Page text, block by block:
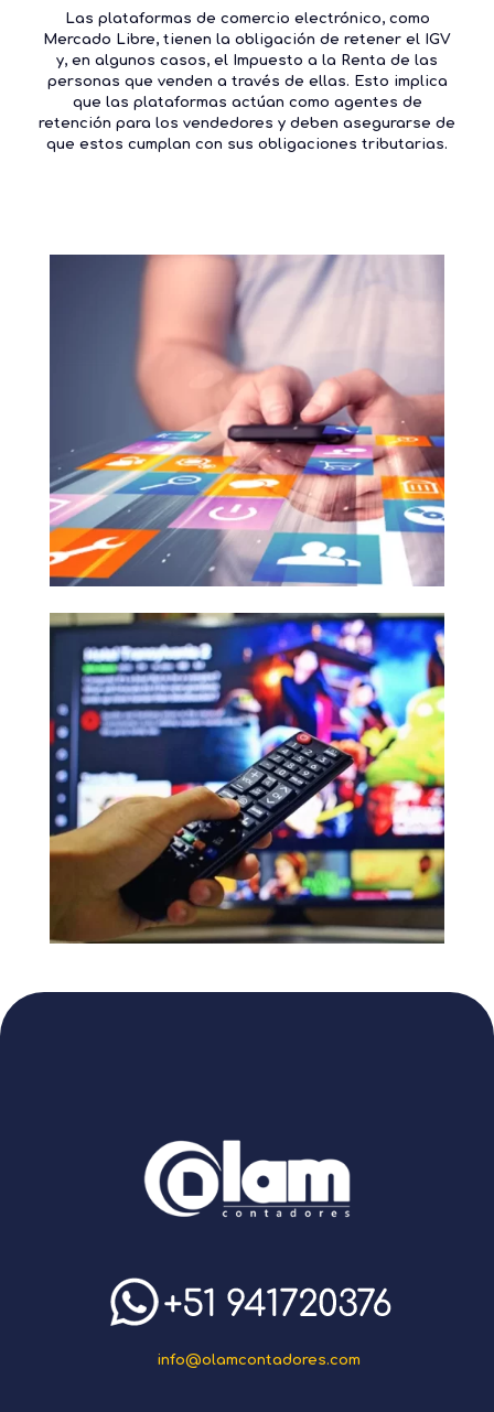
Las plataformas de comercio electrónico, como
Mercado Libre, tienen la obligación de retener el IGV
y, en algunos casos, el Impuesto a la Renta de las
personas que venden a través de ellas. Esto implica
que las plataformas actúan como agentes de
retención para los vendedores y deben asegurarse de
que estos cumplan con sus obligaciones tributarias.
info@olamcontadores.com